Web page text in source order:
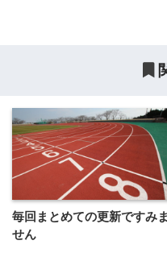
毎回まとめての更新ですみま
せん